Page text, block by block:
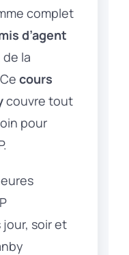
complet
d’agent
la
cours
couvre tout
pour
jour, soir et